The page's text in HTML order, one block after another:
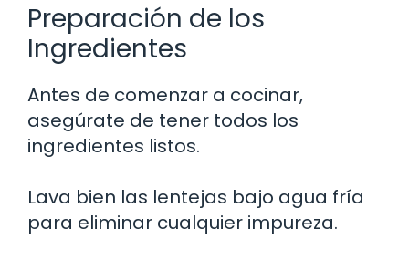
Preparación de los
Ingredientes
Antes de comenzar a cocinar,
asegúrate de tener todos los
ingredientes listos.
Lava bien las lentejas bajo agua fría
para eliminar cualquier impureza.